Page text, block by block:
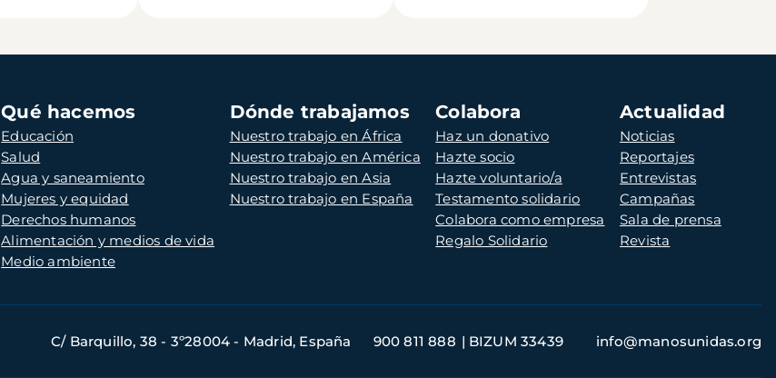
Qué hacemos
Educación
Salud
Agua y saneamiento
Mujeres y equidad
Derechos humanos
Alimentación y medios de vida
Medio ambiente
Dónde trabajamos
Nuestro trabajo en África
Nuestro trabajo en América
Nuestro trabajo en Asia
Nuestro trabajo en España
Colabora
Haz un donativo
Hazte socio
Hazte voluntario/a
Testamento solidario
Colabora como empresa
Regalo Solidario
Actualidad
Noticias
Reportajes
Entrevistas
Campañas
Sala de prensa
Revista
C/ Barquillo, 38 - 3º28004 - Madrid, España 900 811 888 BIZUM 33439 info@manosunidas.org